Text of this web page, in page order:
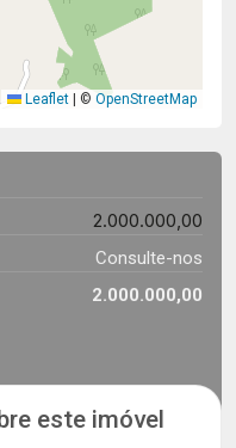
Leaflet © OpenStreetMap
2.000.000,00
Consulte-nos
2.000.000,00
este imóvel